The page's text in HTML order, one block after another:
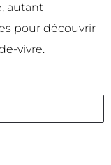
autant
pour découvrir
vivre.